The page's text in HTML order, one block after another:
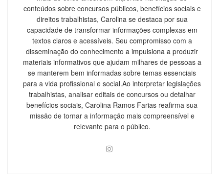
conteúdos sobre concursos públicos, benefícios sociais e
direitos trabalhistas, Carolina se destaca por sua
capacidade de transformar informações complexas em
textos claros e acessíveis. Seu compromisso com a
disseminação do conhecimento a impulsiona a produzir
materiais informativos que ajudam milhares de pessoas a
se manterem bem informadas sobre temas essenciais
para a vida profissional e social.Ao interpretar legislações
trabalhistas, analisar editais de concursos ou detalhar
benefícios sociais, Carolina Ramos Farias reafirma sua
missão de tornar a informação mais compreensível e
relevante para o público.